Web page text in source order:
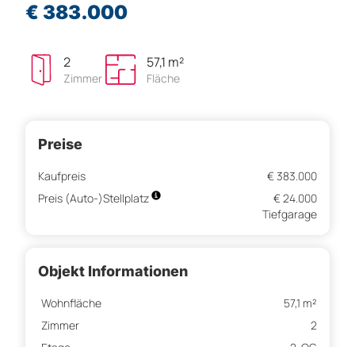
€ 383.000
2
Zimmer
57,1 m²
Fläche
Preise
Kaufpreis
€ 383.000
Preis (Auto-)Stellplatz
€ 24.000
Tiefgarage
Objekt Informationen
Wohnfläche
57,1 m²
Zimmer
2